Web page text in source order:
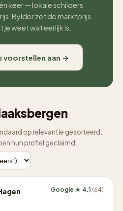
keer — lokale schilders
Bylder zet de marktprijs
je weet wat eerlijk is.
voorstellen aan →
op relevantie gesorteerd.
hun profiel geclaimd.
Google ★ 4.1 (64)